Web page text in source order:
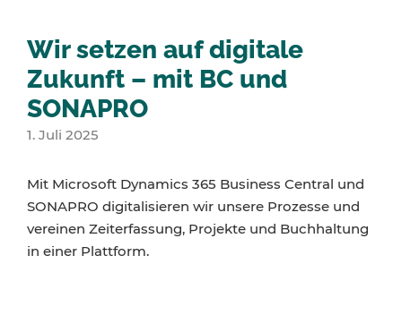
Wir setzen auf digitale
Zukunft – mit BC und
SONAPRO
1. Juli 2025
Mit Microsoft Dynamics 365 Business Central und
SONAPRO digitalisieren wir unsere Prozesse und
vereinen Zeiterfassung, Projekte und Buchhaltung
in einer Plattform.